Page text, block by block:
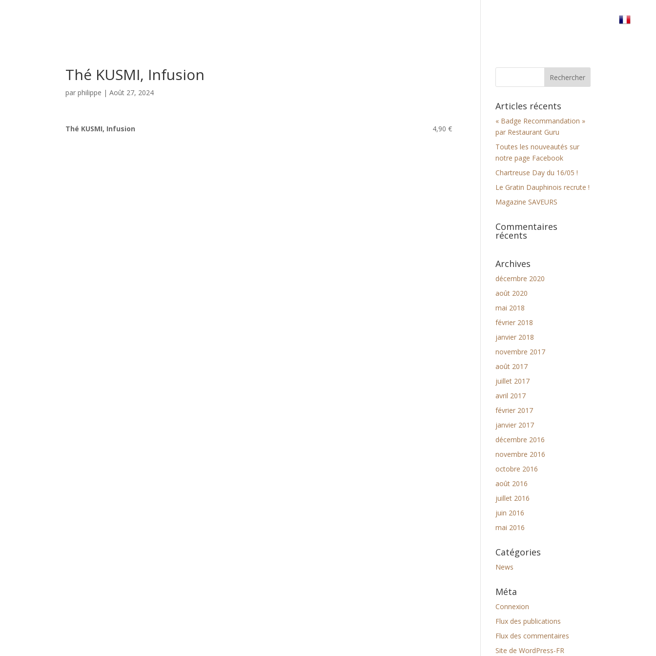
Thé KUSMI, Infusion
parphilippe |Août 27, 2024
Thé KUSMI, Infusion 4,90 €
Articles récents
« Badge Recommandation »
par Restaurant Guru
Toutes les nouveautés sur
notre page Facebook
Chartreuse Day du 16/05 !
Le Gratin Dauphinois recrute !
Magazine SAVEURS
Commentaires
récents
Archives
décembre 2020
août 2020
mai 2018
février 2018
janvier 2018
novembre 2017
août 2017
juillet 2017
avril 2017
février 2017
janvier 2017
décembre 2016
novembre 2016
octobre 2016
août 2016
juillet 2016
juin 2016
mai 2016
Catégories
News
Méta
Connexion
Flux des publications
Flux des commentaires
Site de WordPress-FR